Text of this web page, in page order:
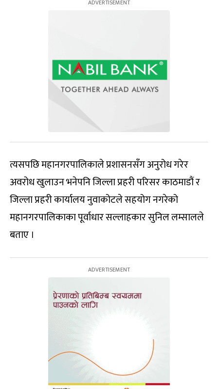
त्यसपछि महानगरपालिकाले प्रशासनसँग अनुरोध गरेर
अवरोध खुलाउन भनेपनि जिल्ला प्रहरी परिसर काठमाडौं र
जिल्ला प्रहरी कार्यालय नुवाकोटले सहयोग नगरेको
महानगरपालिकाका पूर्वाधार सल्लाहकार सुनिल लम्सालले
बताए ।